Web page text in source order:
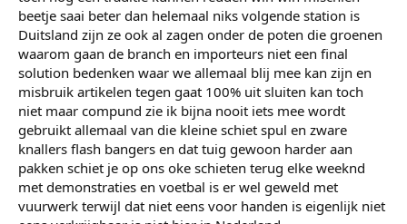
beetje saai beter dan helemaal niks volgende station is
Duitsland zijn ze ook al zagen onder de poten die groenen
waarom gaan de branch en importeurs niet een final
solution bedenken waar we allemaal blij mee kan zijn en
misbruik artikelen tegen gaat 100% uit sluiten kan toch
niet maar compund zie ik bijna nooit iets mee wordt
gebruikt allemaal van die kleine schiet spul en zware
knallers flash bangers en dat tuig gewoon harder aan
pakken schiet je op ons oke schieten terug elke weeknd
met demonstraties en voetbal is er wel geweld met
vuurwerk terwijl dat niet eens voor handen is eigenlijk niet